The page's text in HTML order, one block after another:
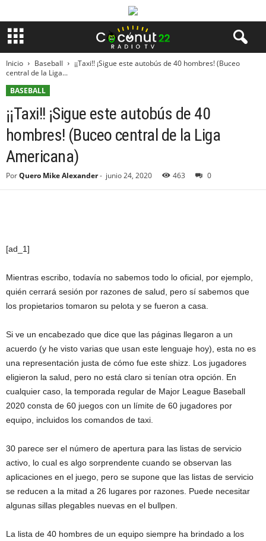
Inicio Baseball
¡¡Taxi!! ¡Sigue este autobús de 40 hombres! (Buceo
central de la Liga...
BASEBALL
¡¡Taxi!! ¡Sigue este autobús de 40
hombres! (Buceo central de la Liga
Americana)
PorQuero Mike Alexander- junio 24, 2020 463 0
[ad_1]
Mientras escribo, todavía no sabemos todo lo oficial, por ejemplo,
quién cerrará sesión por razones de salud, pero sí sabemos que
los propietarios tomaron su pelota y se fueron a casa.
Si ve un encabezado que dice que las páginas llegaron a un
acuerdo (y he visto varias que usan este lenguaje hoy), esta no es
una representación justa de cómo fue este shizz. Los jugadores
eligieron la salud, pero no está claro si tenían otra opción. En
cualquier caso, la temporada regular de Major League Baseball
2020 consta de 60 juegos con un límite de 60 jugadores por
equipo, incluidos los comandos de taxi.
30 parece ser el número de apertura para las listas de servicio
activo, lo cual es algo sorprendente cuando se observan las
aplicaciones en el juego, pero se supone que las listas de servicio
se reducen a la mitad a 26 lugares por razones. Puede necesitar
algunas sillas plegables nuevas en el bullpen.
La lista de 40 hombres de un equipo siempre ha brindado a los